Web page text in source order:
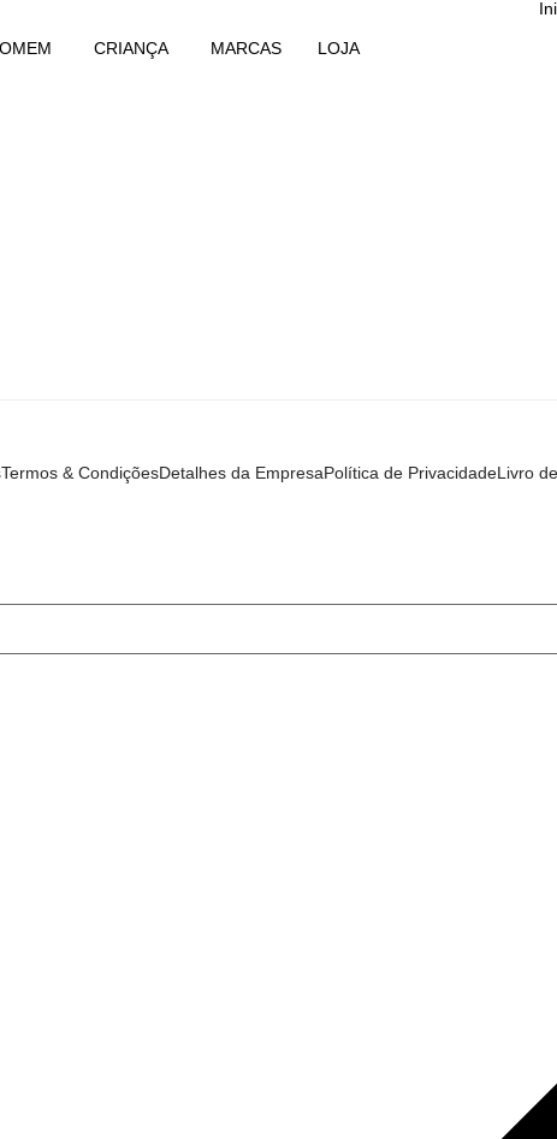
CRIANÇA MARCAS LOJA
Termos & CondiçõesDetalhes da EmpresaPolítica de PrivacidadeLivro